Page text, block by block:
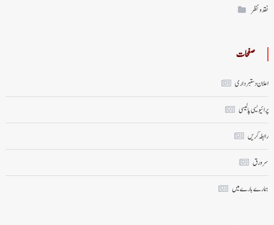
نقد ونظر
صفحات
اعلان دستبرداری
پرائیویسی پالیسی
رابطہ کریں
سر ورق
ہمارے بارے میں